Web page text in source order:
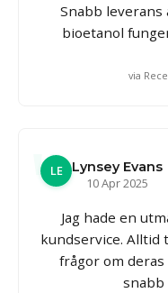
Snabb
bioetanol
via
LE
Lynsey Evans
10 Apr 2025
Jag hade en
kundservice. Alltid
frågor om
snabb